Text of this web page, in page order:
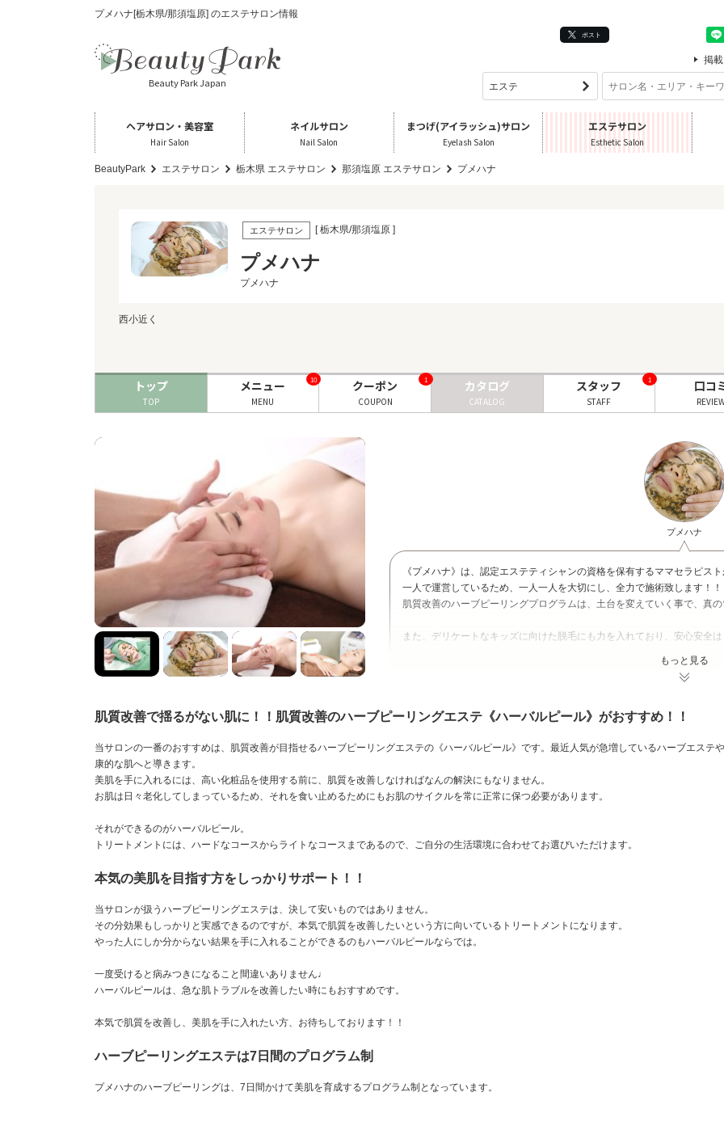
プメハナ[栃木県/那須塩原] のエステサロン情報
ポスト
Beauty Park Japan
掲
ヘアサロン・美容室
Hair Salon
ネイルサロン
Nail Salon
まつげ(アイラッシュ)サロン
Eyelash Salon
エステサロン
Esthetic Salon
BeautyPark エステサロン 栃木県 エステサロン 那須塩原 エステサロン プメハナ
エステサロン [ 栃木県/那須塩原 ]
プメハナ
プメハナ
西小近く
トップ
TOP
メニュー
MENU
10 クーポン
COUPON
1 カタログ
CATALOG
スタッフ
STAFF
1 口コ
プメハナ
《プメハナ》は、認定エステティシャンの資格を保有するママセラピス
一人で運営しているため、一人一人を大切にし、全力で施術致します！！
肌質改善のハーブピーリングプログラムは、土台を変えていく事で、真
また、デリケートなキッズに向けた脱毛にも力を入れており、安心安全
もっと見る
肌質改善で揺るがない肌に！！肌質改善のハーブピーリングエステ《ハーバルピール》がおすすめ！！
当サロンの一番のおすすめは、肌質改善が目指せるハーブピーリングエステの《ハーバルピール》です。最近人気が急増しているハーブエステ
康的な肌へと導きます。
美肌を手に入れるには、高い化粧品を使用する前に、肌質を改善しなければなんの解決にもなりません。
お肌は日々老化してしまっているため、それを食い止めるためにもお肌のサイクルを常に正常に保つ必要があります。
それができるのがハーバルピール。
トリートメントには、ハードなコースからライトなコースまであるので、ご自分の生活環境に合わせてお選びいただけます。
本気の美肌を目指す方をしっかりサポート！！
当サロンが扱うハーブピーリングエステは、決して安いものではありません。
その分効果もしっかりと実感できるのですが、本気で肌質を改善したいという方に向いているトリートメントになります。
やった人にしか分からない結果を手に入れることができるのもハーバルピールならでは。
一度受けると病みつきになること間違いありません♩
ハーバルピールは、急な肌トラブルを改善したい時にもおすすめです。
本気で肌質を改善し、美肌を手に入れたい方、お待ちしております！！
ハーブピーリングエステは7日間のプログラム制
プメハナのハーブピーリングは、7日間かけて美肌を育成するプログラム制となっています。